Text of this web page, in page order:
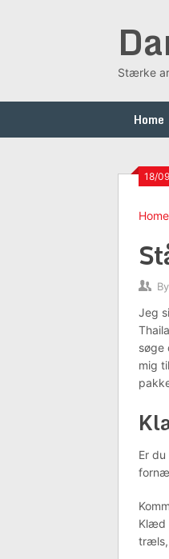
Stærke
Home
18/
Home
By
Jeg
søge
mig
Er
Klæd
træls,